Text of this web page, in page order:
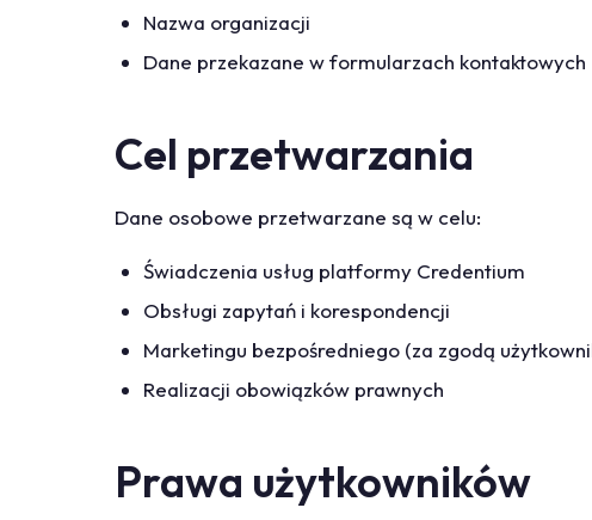
Nazwa organizacji
Dane przekazane w formularzach kontaktowych
Cel przetwarzania
Dane osobowe przetwarzane są w celu:
Świadczenia usług platformy Credentium
Obsługi zapytań i korespondencji
Marketingu bezpośredniego (za zgodą
Realizacji obowiązków prawnych
Prawa użytkowników